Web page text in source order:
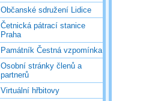
Občanské sdružení Lidice
Četnická pátrací stanice
Praha
Památník Čestná vzpomínka
Osobní stránky členů a
partnerů
Virtuální hřbitovy